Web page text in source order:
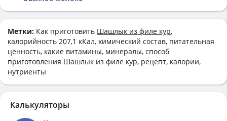
Метки: Как приготовить Шашлык из филе кур,
калорийность 207,1 кКал, химический состав, питательная
ценность, какие витамины, минералы, способ
приготовления Шашлык из филе кур, рецепт, калории,
нутриенты
Калькуляторы